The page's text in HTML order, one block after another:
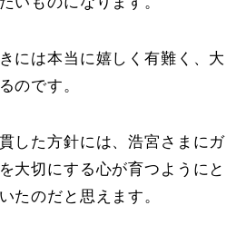
には本当に嬉しく有難く、大
のです。
した方針には、浩宮さまにガ
大切にする心が育つようにと
たのだと思えます。